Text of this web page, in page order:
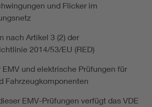
und Flicker im
nach Artikel 3 (2) der
2014/53/EU (RED)
EMV und elektrische Prüfungen für
Fahrzeugkomponenten
EMV-Prüfungen verfügt das VDE